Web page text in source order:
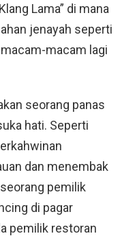
Lama” di mana
jenayah seperti
macam lagi
seorang panas
hati. Seperti
dan menembak
pemilik
di pagar
pemilik restoran